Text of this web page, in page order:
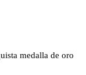
medalla de oro